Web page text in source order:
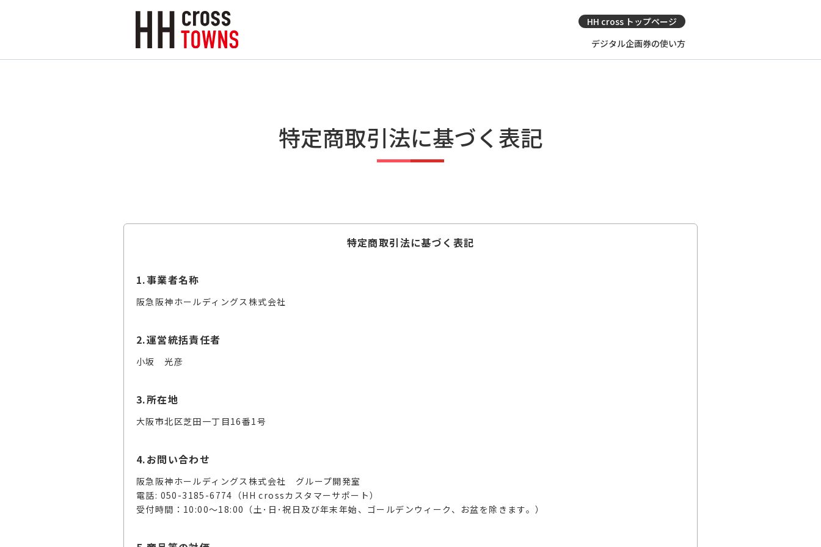
HH cross トップページ
デジタル企画券の使い方
特定商取引法に基づく表記